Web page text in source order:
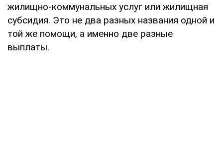
жилищно-коммунальных услуг или жилищная
субсидия. Это не два разных названия одной и
той же помощи, а именно две разные
выплаты.